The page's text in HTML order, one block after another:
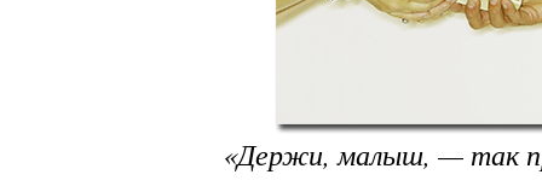
«Держи, малыш, — так